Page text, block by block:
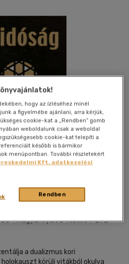
|magyar nyelvű|kötve|292
a dualizmus kori
körüli vitákból okulva
hogy az ízléséhez minél
a figyelmébe ajánlani, arra kérjük,
cookie-kat a „Rendben” gomb
weboldalunk csak a weboldal
cookie-kat telepíti a
később is bármikor
menüpontban. További részletekért
Kft. adatkezelési
Rendben